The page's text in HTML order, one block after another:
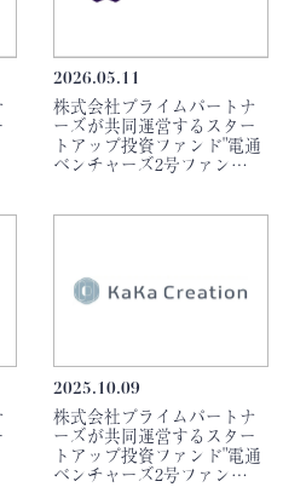
2026.05.11
株式会社プライムパートナ
ーズが共同運営するスター
トアップ投資ファンド"電通
ベンチャーズ2号ファン…
2025.10.09
株式会社プライムパートナ
ーズが共同運営するスター
トアップ投資ファンド"電通
ベンチャーズ2号ファン…